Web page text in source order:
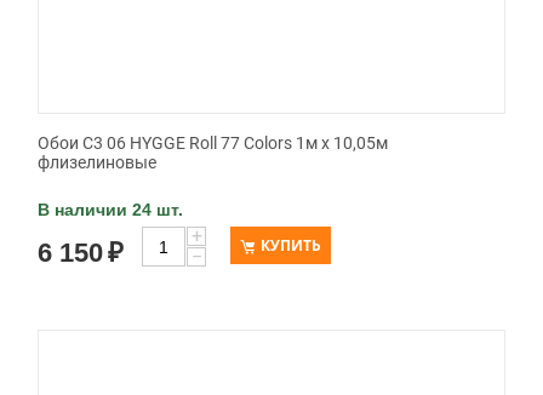
Обои C3 06 HYGGE Roll 77 Colors 1м х 10,05м
флизелиновые
В наличии 24 шт.
6 150₽
+
−
КУПИТЬ